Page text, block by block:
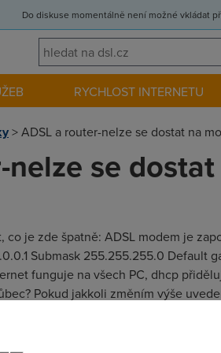
Do diskuse momentálně není možné vkládat
RYCHLOST INTERNETU
>ADSL a router-nelze se dostat na
se
je zde špatně: ADSL modem je
Submask 255.255.255.0 Default
funguje na všech PC, dhcp
Pokud jakkoli změním výše